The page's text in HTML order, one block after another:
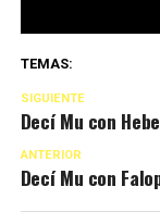
TEMAS:
SIGUIENTE
Decí Mu con
ANTERIOR
Decí Mu con